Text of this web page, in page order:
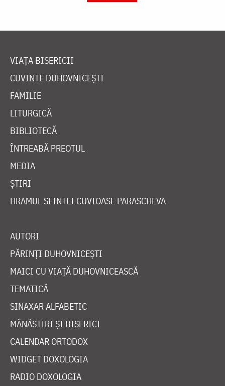
VIAȚA BISERICII
CUVINTE DUHOVNICEȘTI
FAMILIE
LITURGICĂ
BIBLIOTECĂ
ÎNTREABĂ PREOTUL
MEDIA
ȘTIRI
HRAMUL SFINTEI CUVIOASE PARASCHEVA
AUTORI
PĂRINȚI DUHOVNICEȘTI
MAICI CU VIAȚĂ DUHOVNICEASCĂ
TEMATICĂ
SINAXAR ALFABETIC
MĂNĂSTIRI ȘI BISERICI
CALENDAR ORTODOX
WIDGET DOXOLOGIA
RADIO DOXOLOGIA